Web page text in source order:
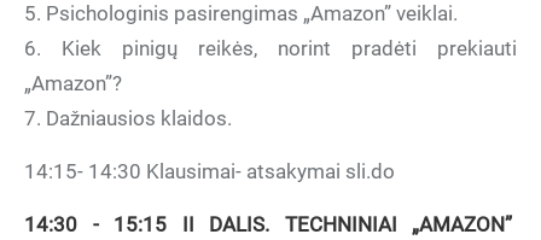
5. Psichologinis pasirengimas „Amazon” veiklai.
6. Kiek pinigų reikės, norint pradėti prekiauti
„Amazon”?
7. Dažniausios klaidos.
14:15- 14:30 Klausimai- atsakymai sli.do
14:30 - 15:15 II DALIS. TECHNINIAI „AMAZON”